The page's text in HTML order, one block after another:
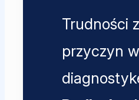
Trudności
przyczyn